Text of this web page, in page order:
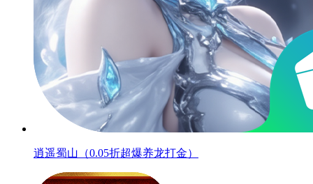
逍遥蜀山（0.05折超爆养龙打金）